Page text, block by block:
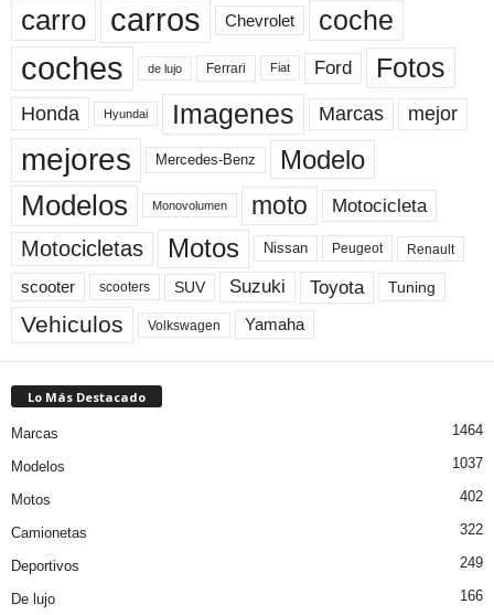
carro carros Chevrolet coche
coches de lujo Ferrari Fiat Ford Fotos
Honda Hyundai Imagenes Marcas mejor
mejores Mercedes-Benz Modelo
Modelos Monovolumen moto Motocicleta
Motocicletas Motos Nissan Peugeot Renault
scooter scooters SUV Suzuki Toyota Tuning
Vehiculos Volkswagen Yamaha
Lo Más Destacado
Marcas 1464
Modelos 1037
Motos 402
Camionetas 322
Deportivos 249
De lujo 166